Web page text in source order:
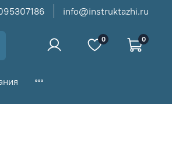
info@instruktazhi.ru
0 0